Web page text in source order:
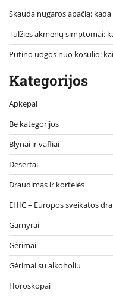
Skauda nugaros apačią:
Tulžies akmenų simptomai:
Putino uogos nuo kosulio:
Kategorijos
Apkepai
Be kategorijos
Blynai ir vafliai
Desertai
Draudimas ir kortelės
EHIC – Europos sveikatos
Garnyrai
Gėrimai
Gėrimai su alkoholiu
Horoskopai